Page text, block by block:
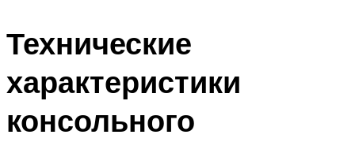
Технические
характеристики
консольного